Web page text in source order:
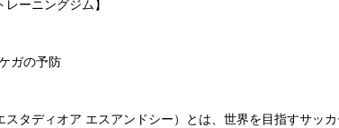
レーニングジム】
ガの予防
スタディオア エスアンドシー）とは、世界を目指すサッ